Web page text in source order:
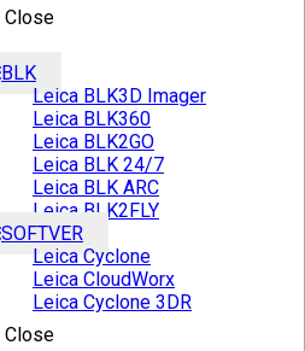
Close
BLK
Leica BLK3D Imager
Leica BLK360
Leica BLK2GO
Leica BLK 24/7
Leica BLK ARC
Leica BLK2FLY
SOFTVER
Leica Cyclone
Leica CloudWorx
Leica Cyclone 3DR
Close